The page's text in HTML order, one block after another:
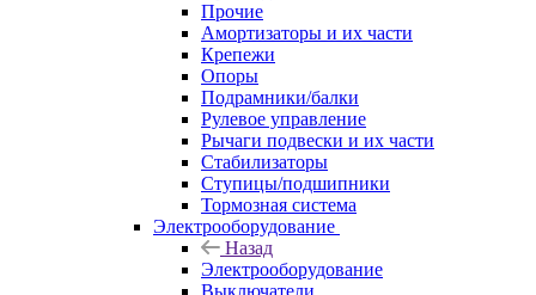
Прочие
Амортизаторы и их части
Крепежи
Опоры
Подрамники/балки
Рулевое управление
Рычаги подвески и их части
Стабилизаторы
Ступицы/подшипники
Тормозная система
Электрооборудование
Назад
Электрооборудование
Выключатели